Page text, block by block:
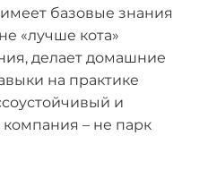
базовые знания
«лучше кота»
делает домашние
на практике
и
– не парк